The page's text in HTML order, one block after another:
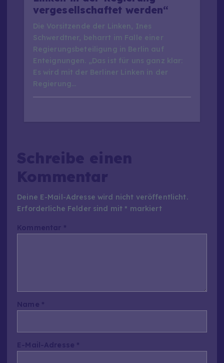
vergesellschaftet werden“
Die Vorsitzende der Linken, Ines
Schwerdtner, beharrt im Falle einer
Regierungsbeteiligung in Berlin auf
Enteignungen. „Das ist für uns ganz klar:
Es wird mit der Berliner Linken in der
Regierung…
Deine E-Mail-Adresse wird nicht veröffentlicht.
Erforderliche Felder sind mit * markiert